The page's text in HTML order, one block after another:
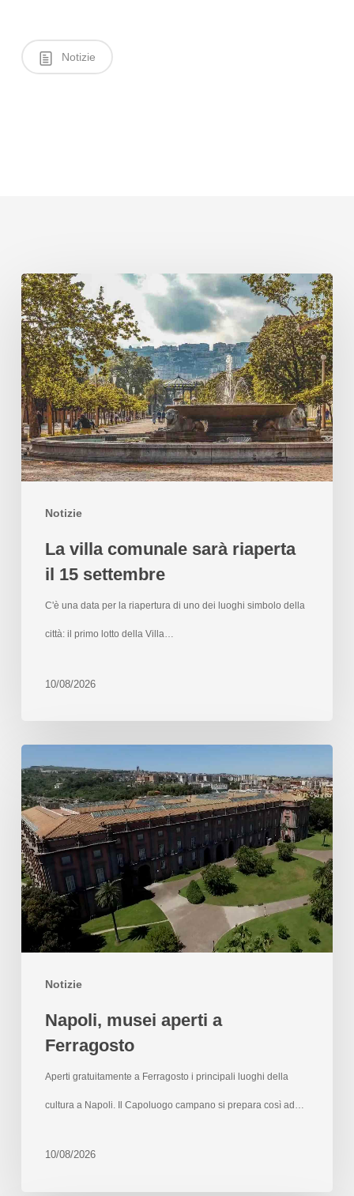
Notizie
Notizie
La villa comunale sarà riaperta
il 15 settembre
C'è una data per la riapertura di uno dei luoghi simbolo della
città: il primo lotto della Villa…
10/08/2026
Notizie
Napoli, musei aperti a
Ferragosto
Aperti gratuitamente a Ferragosto i principali luoghi della
cultura a Napoli. Il Capoluogo campano si prepara così ad…
10/08/2026